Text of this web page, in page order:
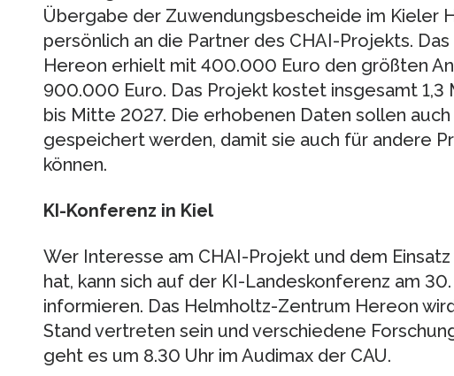
Übergabe der Zuwendungsbescheide im Kieler
persönlich an die Partner des CHAI-Projekts.
Hereon erhielt mit 400.000 Euro den größten
900.000 Euro. Das Projekt kostet insgesamt 1,3
bis Mitte 2027. Die erhobenen Daten sollen
gespeichert werden, damit sie auch für andere
können.
KI-Konferenz in Kiel
Wer Interesse am CHAI-Projekt und dem
hat, kann sich auf der KI-Landeskonferenz am
informieren. Das Helmholtz-Zentrum Hereon
Stand vertreten sein und verschiedene
geht es um 8.30 Uhr im Audimax der CAU.